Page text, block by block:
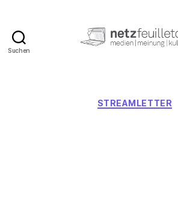
Suchen
STREAMLETTER